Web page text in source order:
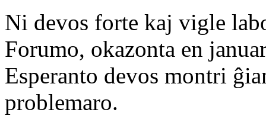
Ni devos forte kaj vigle
Forumo, okazonta en
Esperanto devos montri
problemaro.